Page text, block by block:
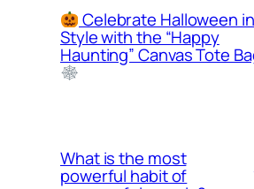
Celebrate Halloween in
Style with the “Happy
Haunting” Canvas Tote
What is the most
powerful habit of